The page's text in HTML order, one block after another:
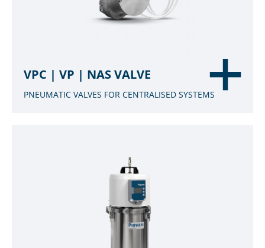
VPC | VP | NAS VALVE
PNEUMATIC VALVES FOR CENTRALISED SYSTEMS